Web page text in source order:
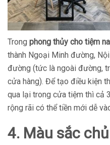
Trong phong thủy cho tiệm
thành Ngoại Minh đường,
đường (tức là ngoài đường,
cửa hàng). Để tạo điều kiện
qua lại trong cửa tiệm thì cả
rộng rãi có thể tiền mới dễ
4. Màu sắc